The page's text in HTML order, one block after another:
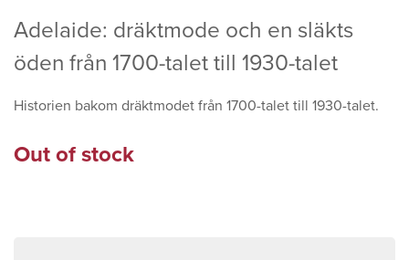
Adelaide: dräktmode och en släkts
öden från 1700-talet till 1930-talet
Historien bakom dräktmodet från 1700-talet till 1930-talet.
Out of stock